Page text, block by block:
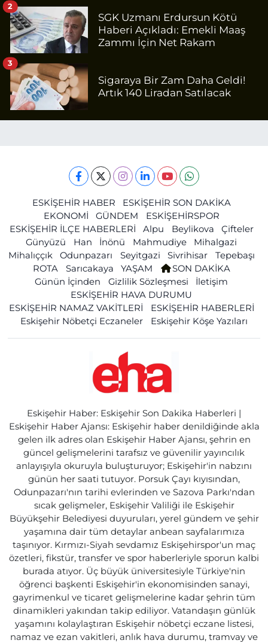
SGK Uzmanı Erdursun Kötü
Haberi Açıkladı: Emekli Maaş
Zammı İçin Net Rakam
2
Sigaraya Bir Zam Daha Geldi!
Artık 140 Liradan Satılacak
3
ESKİŞEHİR HABER
ESKİŞEHİR SON DAKİKA
EKONOMİ
GÜNDEM
ESKİŞEHİRSPOR
ESKİŞEHİR İLÇE HABERLERİ
Alpu Beylikova
Çifteler
Günyüzü
Han İnönü Mahmudiye
Mihalgazi
Mihalıççık
Odunpazarı Seyitgazi Sivrihisar
Tepebaşı
ROTA
Sarıcakaya YAŞAM
SON DAKİKA
Günün İçinden
Gizlilik Sözleşmesi
İletişim
ESKİŞEHİR HAVA DURUMU
ESKİŞEHİR NAMAZ VAKİTLERİ
ESKİŞEHİR HABERLERİ
Eskişehir Nöbetçi Eczaneler
Eskişehir Köşe Yazıları
Eskişehir Haber: Eskişehir Son Dakika Haberleri |
Eskişehir Haber Ajansı: Eskişehir haber denildiğinde akla
gelen ilk adres olan Eskişehir Haber Ajansı, şehrin en
güncel gelişmelerini tarafsız ve güvenilir yayıncılık
anlayışıyla okuruyla buluşturuyor; Eskişehir'in nabzını
günün her saati tutuyor. Porsuk Çayı kıyısından,
Odunpazarı'nın tarihi evlerinden ve Sazova Parkı'ndan
sıcak gelişmeler, Eskişehir Valiliği ile Eskişehir
Büyükşehir Belediyesi duyuruları, yerel gündem ve şehir
yaşamına dair tüm detaylar anbean sayfalarımıza
taşınıyor. Kırmızı-Siyah sevdamız Eskişehirspor'un maç
özetleri, fikstür, transfer ve spor haberleriyle sporun kalbi
burada atıyor. Üç büyük üniversitesiyle Türkiye'nin
öğrenci başkenti Eskişehir'in ekonomisinden sanayi,
gayrimenkul ve ticaret gelişmelerine kadar şehrin tüm
dinamikleri yakından takip ediliyor. Vatandaşın günlük
yaşamını kolaylaştıran Eskişehir nöbetçi eczane listesi,
namaz ve ezan vakitleri, anlık hava durumu, tramvay ve